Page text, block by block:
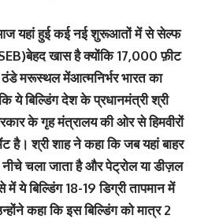
यहां हुई कई नई शुरूआतों में से सेल्फ
खास है क्योंकि 17,000 फ़ीट
ठंडे मरूस्थल मेंआत्मनिर्भर भारत का
ये बिल्डिंग देश के प्रधानमंत्री श्री
के गृह मंत्रालय की ओर से हिमवीरों
है। श्री शाह ने कहा कि जब यहां बाहर
चला जाता है और पेट्रोल या डीज़ल
में ये बिल्डिंग 18-19 डिग्री तापमान में
कहा कि इस बिल्डिंग को मात्र 2